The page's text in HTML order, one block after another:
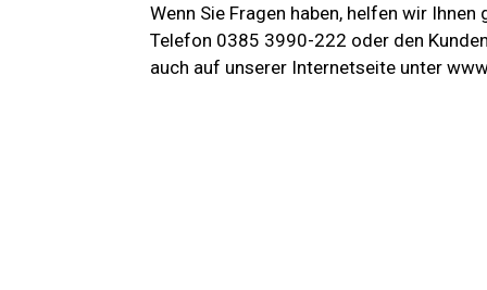
Wenn Sie Fragen haben, helfen wir
Telefon 0385 3990-222 oder den
auch auf unserer Internetseite unter